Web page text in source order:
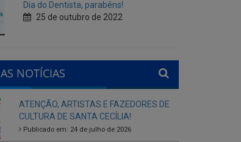
NOTÍCIAS
CULTURA DE SANTA CECÍLIA!
Município de Santa Cecília abre seleção
interna para gestores escolares da rede
municipal